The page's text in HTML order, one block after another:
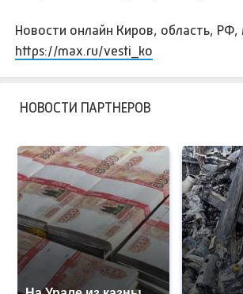
Новости онлайн Киров, область,
https://max.ru/vesti_ko
НОВОСТИ ПАРТНЕРОВ